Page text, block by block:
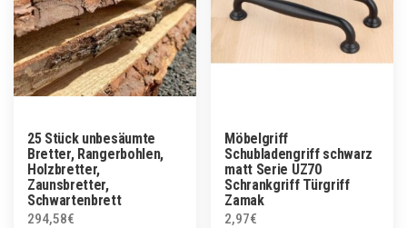
25 Stück unbesäumte
Bretter, Rangerbohlen,
Holzbretter,
Zaunsbretter,
Schwartenbrett
294,58€
Möbelgriff
Schubladengriff schwarz
matt Serie UZ70
Schrankgriff Türgriff
Zamak
2,97€